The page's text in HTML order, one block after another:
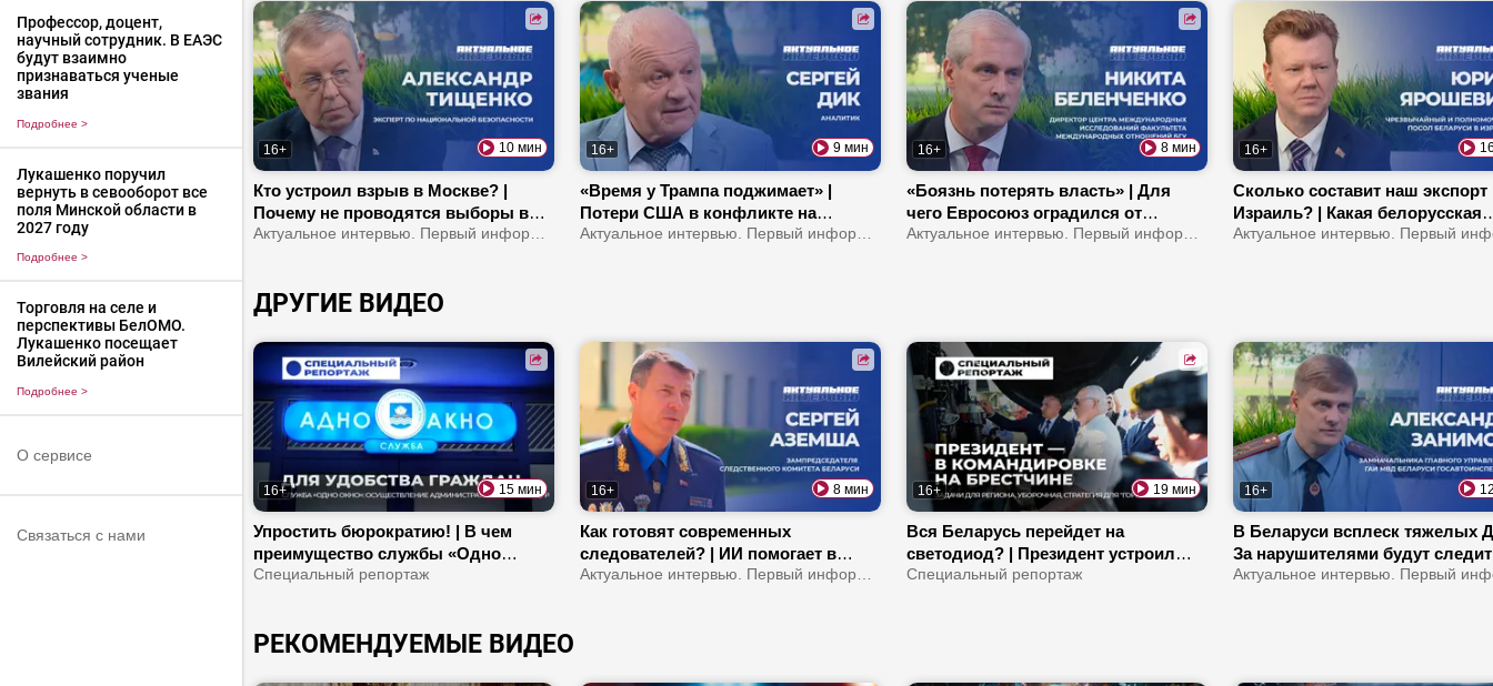
Профессор, доцент,
научный сотрудник. В ЕАЭС
будут взаимно
признаваться ученые
звания
Подробнее >
Лукашенко поручил
вернуть в севооборот все
поля Минской области в
2027 году
Подробнее >
Торговля на селе и
перспективы БелОМО.
Лукашенко посещает
Вилейский район
Подробнее >
О сервисе
Связаться с нами
16+ 10 мин
Кто устроил взрыв в Москве? |
Почему не проводятся выборы в
Украине? | Зеленского хотят
Актуальное интервью. Первый информационный
16+ 9 мин
«Время у Трампа поджимает» |
Потери США в конфликте на
Ближнем Востоке | Европа станетАктуальное интервью. Первый информационный
16+ 8 мин
«Боязнь потерять власть» | Для
чего Евросоюз оградился от
Испании? | Чем обернулся прорыв
Актуальное интервью. Первый информационный
16+
Сколько составит наш экспорт
Израиль? | Какая белорусская
продукция популярна в
ДРУГИЕ ВИДЕО
16+ 15 мин
Упростить бюрократию! | В чем
преимущество службы «Одно
окно»? | Какие специалисты там
Специальный репортаж
16+ 8 мин
Как готовят современных
следователей? | ИИ помогает в
работе СК? | Сколько убийств
Актуальное интервью. Первый информационный
16+ 19 мин
Вся Беларусь перейдет на
светодиод? | Президент устроил
жесткий разбор в Брестской
Специальный репортаж
16+
В Беларуси всплеск тяжелых
За нарушителями будут
квадрокоптеры | Что
РЕКОМЕНДУЕМЫЕ ВИДЕО